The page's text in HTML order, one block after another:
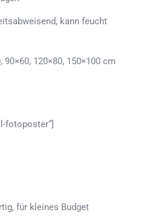
kann feucht
90×60, 120×80, 150×100 cm
fotoposter“]
für kleines Budget